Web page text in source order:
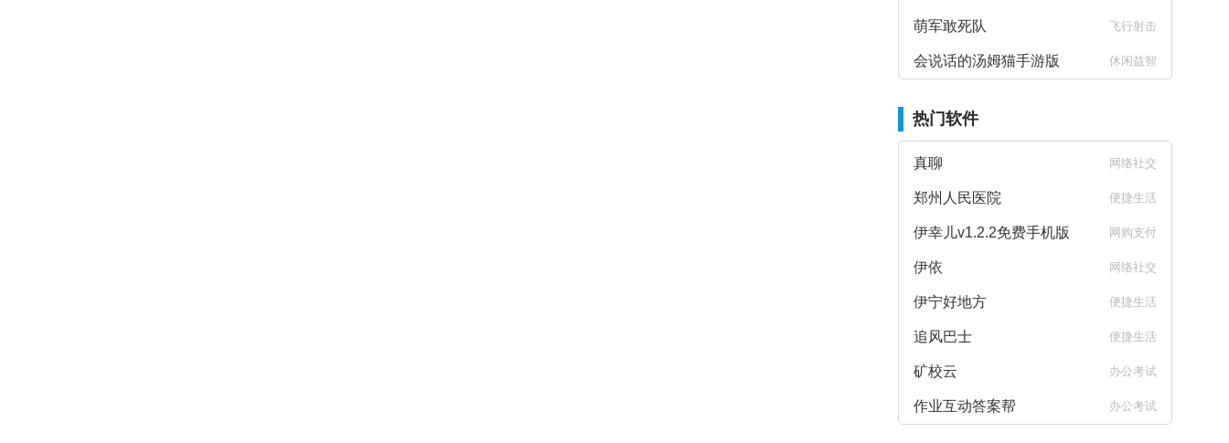
萌军敢死队 飞行射击
会说话的汤姆猫手游版 休闲益智
热门软件
真聊 网络社交
郑州人民医院 便捷生活
伊幸儿v1.2.2免费手机版 网购支付
伊依 网络社交
伊宁好地方 便捷生活
追风巴士 便捷生活
矿校云 办公考试
作业互动答案帮 办公考试